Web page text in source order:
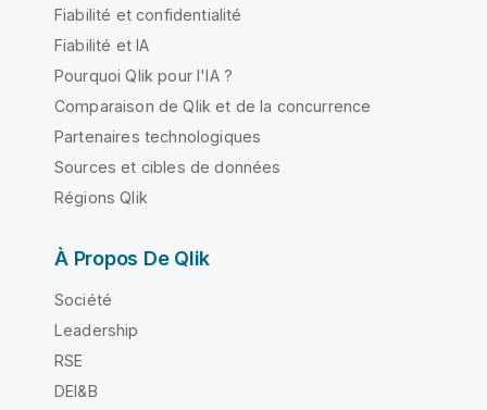
Fiabilité et confidentialité
Fiabilité et IA
Pourquoi Qlik pour l'IA ?
Comparaison de Qlik et de la concurrence
Partenaires technologiques
Sources et cibles de données
Régions Qlik
À Propos De Qlik
Société
Leadership
RSE
DEI&B